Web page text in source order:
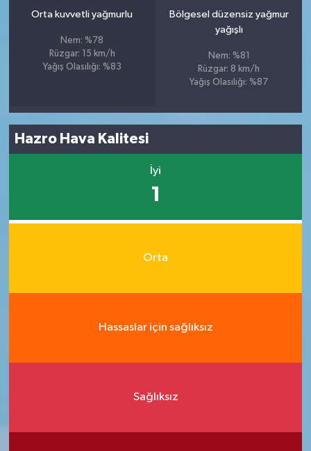
Orta kuvvetli yağmurlu
Nem: %78
Rüzgar: 15 km/h
Yağış Olasılığı: %83
Bölgesel düzensiz yağmur
yağışlı
Nem: %81
Rüzgar: 8 km/h
Yağış Olasılığı: %87
Hazro Hava Kalitesi
İyi
1
Orta
Hassaslar için sağlıksız
Sağlıksız